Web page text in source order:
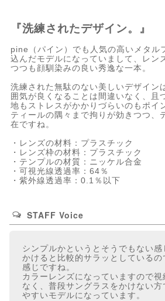
『洗練されたデザイン。』
pine（パイン）でも人気の高いメタル
込んだモデルになっていまして、レン
つつも顔馴染みの良い秀逸な一本。
洗練された無駄のない美しいデザイン
囲気が良くなることは間違いなく、且
地もストレスがかかりづらいのもポイ
ティールの隅々まで拘りが効きつつ、
在ですね。
・レンズの材料：プラスチック
・レンズ枠の材料：プラスチック
・テンプルの材質：ニッケル合金
・可視光線透過率：64％
・紫外線透過率：0.1％以下
STAFF Voice
シンプルかというとそうでもない
かけると比較的サラッとしているの
感じですね。
カラーレンズになっていますので視
なく、普段サングラスをかけない方
やすいモデルになっています。